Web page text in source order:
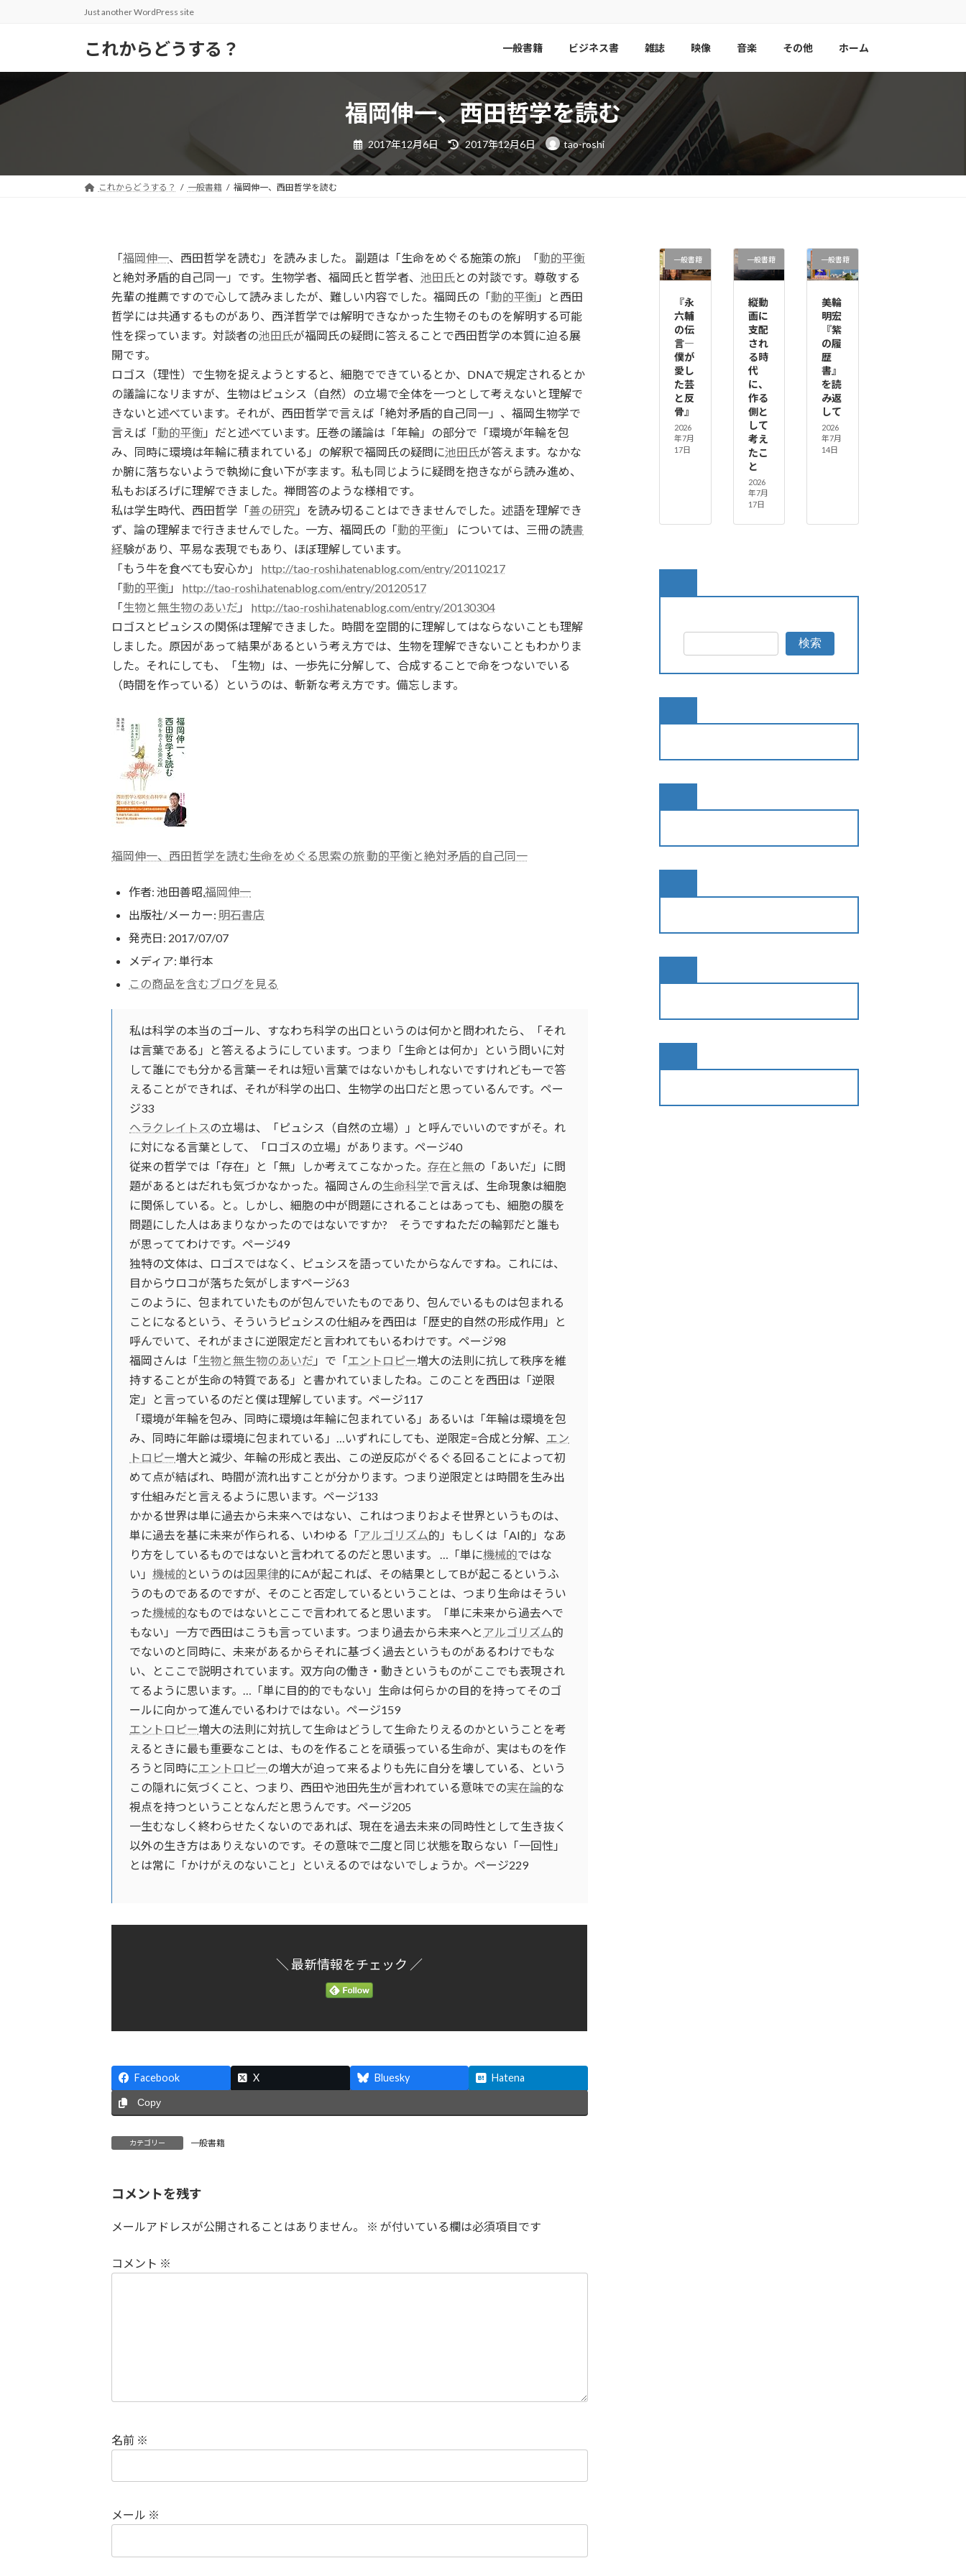
Just another WordPress site
これからどうする？ 一般書籍 ビジネス書 雑誌 映像 音楽 その他 ホーム
福岡伸一、西田哲学を読む
2017年12月6日
最
終
更
新
日
2017年12月6日 tao-roshi
これからどうする？ 一般書籍 福岡伸一、西田哲学を読む
「福岡伸一、西田哲学を読む」を読みました。 副題は「生命をめぐる施策の旅」「動的平衡
と絶対矛盾的自己同一」です。生物学者、福岡氏と哲学者、池田氏との対談です。尊敬する
先輩の推薦ですので心して読みましたが、難しい内容でした。福岡氏の「動的平衡 」と西田
哲学には共通するものがあり、西洋哲学では解明できなかった生物そのものを解明する可能
性を探っています。対談者の池田氏が福岡氏の疑問に答えることで西田哲学の本質に迫る展
開です。
ロゴス（理性）で生物を捉えようとすると、細胞でできているとか、DNAで規定されるとか
の議論になリますが、生物はピュシス（自然）の立場で全体を一つとして考えないと理解で
きないと述べています。それが、西田哲学で言えば「絶対矛盾的自己同一」、福岡生物学で
言えば「動的平衡 」だと述べています。圧巻の議論は「年輪」の部分で「環境が年輪を包
み、同時に環境は年輪に積まれている」の解釈で福岡氏の疑問に池田氏が答えます。なかな
か腑に落ちないようで執拗に食い下が李ます。私も同じように疑問を抱きながら読み進め、
私もおぼろげに理解できました。禅問答のような様相です。
私は学生時代、西田哲学「善の研究 」を読み切ることはできませんでした。述語を理解でき
ず、論の理解まで行きませんでした。一方、福岡氏の「動的平衡 」 については、三冊の読書
経験があり、平易な表現でもあり、ほぼ理解しています。
「もう牛を食べても安心か」http://tao-roshi.hatenablog.com/entry/20110217
「動的平衡 」http://tao-roshi.hatenablog.com/entry/20120517
「生物と無生物のあいだ 」http://tao-roshi.hatenablog.com/entry/20130304
ロゴスとピュシスの関係は理解できました。時間を空間的に理解してはならないことも理解
しました。原因があって結果があるという考え方では、生物を理解できないこともわかりま
した。それにしても、「生物」は、一歩先に分解して、合成することで命をつないでいる
（時間を作っている）というのは、斬新な考え方です。備忘します。
福岡伸一、西田哲学を読む――生命をめぐる思索の旅 動的平衡と絶対矛盾的自己同一
作者: 池田善昭,福岡伸一
出版社/メーカー: 明石書店
発売日: 2017/07/07
メディア: 単行本
この商品を含むブログを見る
私は科学の本当のゴール、すなわち科学の出口というのは何かと問われたら、「それ
は言葉である」と答えるようにしています。つまり「生命とは何か」という問いに対
して誰にでも分かる言葉ーそれは短い言葉ではないかもしれないですけれどもーで答
えることができれば、それが科学の出口、生物学の出口だと思っているんです。ペー
ジ33
ヘラクレイトスの立場は、「ピュシス（自然の立場）」と呼んでいいのですがそ。れ
に対になる言葉として、「ロゴスの立場」があります。ページ40
従来の哲学では「存在」と「無」しか考えてこなかった。存在と無の「あいだ」に問
題があるとはだれも気づかなかった。福岡さんの生命科学で言えば、生命現象は細胞
に関係している。と。しかし、細胞の中が問題にされることはあっても、細胞の膜を
問題にした人はあまりなかったのではないですか? そうですねただの輪郭だと誰も
が思っててわけです。ページ49
独特の文体は、ロゴスではなく、ピュシスを語っていたからなんですね。これには、
目からウロコが落ちた気がしますページ63
このように、包まれていたものが包んでいたものであり、包んでいるものは包まれる
ことになるという、そういうピュシスの仕組みを西田は「歴史的自然の形成作用」と
呼んでいて、それがまさに逆限定だと言われてもいるわけです。ページ98
福岡さんは「生物と無生物のあいだ 」で「エントロピー増大の法則に抗して秩序を維
持することが生命の特質である」と書かれていましたね。このことを西田は「逆限
定」と言っているのだと僕は理解しています。ページ117
「環境が年輪を包み、同時に環境は年輪に包まれている」あるいは「年輪は環境を包
み、同時に年齢は環境に包まれている」…いずれにしても、逆限定=合成と分解、 エン
トロピー増大と減少、年輪の形成と表出、この逆反応がぐるぐる回ることによって初
めて点が結ばれ、時間が流れ出すことが分かります。つまり逆限定とは時間を生み出
す仕組みだと言えるように思います。ページ133
かかる世界は単に過去から未来へではない、これはつまりおよそ世界というものは、
単に過去を基に未来が作られる、いわゆる「アルゴリズム的」もしくは「AI的」なあ
り方をしているものではないと言われてるのだと思います。 …「単に機械的ではな
い」機械的 というのは因果律的にAが起これば、その結果としてBが起こるというふ
うのものであるのですが、そのこと否定しているということは、つまり生命はそうい
った機械的なものではないとここで言われてると思います。「単に未来から過去へで
もない」一方で西田はこうも言っています。つまり過去から未来へと アルゴリズム的
でないのと同時に、未来があるからそれに基づく過去というものがあるわけでもな
い、とここで説明されています。双方向の働き・動きというものがここでも表現され
てるように思います。…「単に目的的でもない」生命は何らかの目的を持ってそのゴ
ールに向かって進んでいるわけではない。ページ159
エントロピー増大の法則に対抗して生命はどうして生命たりえるのかということを考
えるときに最も重要なことは、ものを作ることを頑張っている生命が、実はものを作
ろうと同時にエントロピーの増大が迫って来るよりも先に自分を壊している、という
この隠れに気づくこと、つまり、西田や池田先生が言われている意味での実在論的な
視点を持つということなんだと思うんです。ページ205
一生むなしく終わらせたくないのであれば、現在を過去未来の同時性として生き抜く
以外の生き方はありえないのです。その意味で二度と同じ状態を取らない「一回性」
とは常に「かけがえのないこと」といえるのではないでしょうか。ページ229
＼ 最新情報をチェック ／
Facebook X Bluesky Hatena
Copy
カテゴリー 一般書籍
コメントを残す
メールアドレスが公開されることはありません。 ※ が付いている欄は必須項目です
コメント ※
名前 ※
メール ※
一般書籍
『永
六輔
の伝
言―
僕が
愛し
た芸
と反
骨』
2026
年7月
17日
一般書籍
縦動
画に
支配
され
る時
代
に、
作る
側と
して
考え
たこ
と
2026
年7月
17日
一般書籍
美輪
明宏
『紫
の履
歴
書』
を読
み返
して
2026
年7月
14日
検索